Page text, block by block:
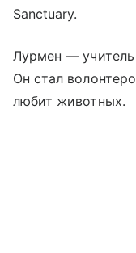
Sanctuary.
Лурмен — учитель
Он стал
любит животных.